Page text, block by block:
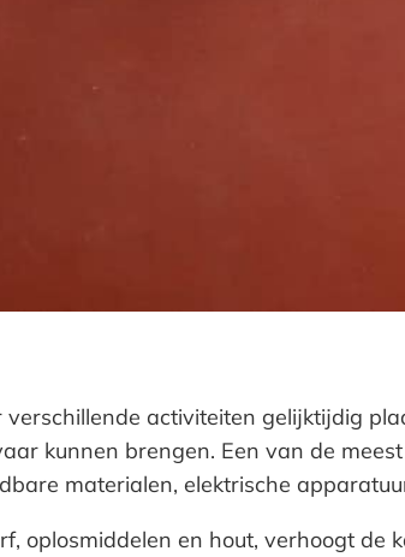
activiteiten gelijktijdig
kunnen brengen. Een van de
materialen, elektrische
oplosmiddelen en hout, verhoogt de